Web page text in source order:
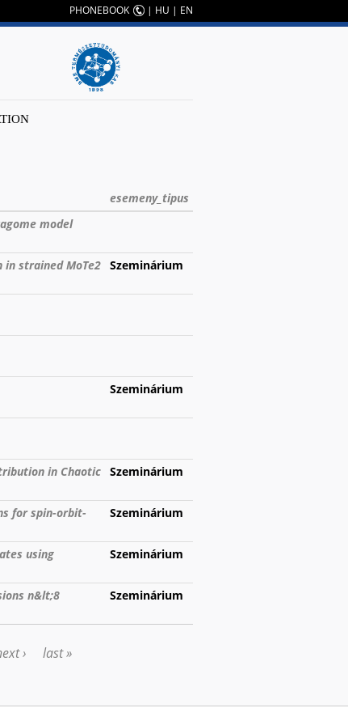
PHONEBOOK | HU | EN
esemeny_tipus
model
strained MoTe2 Szeminárium
Szeminárium
in Chaotic Szeminárium
for spin-orbit-
Szeminárium
using
Szeminárium
n&lt;8 Szeminárium
› last »